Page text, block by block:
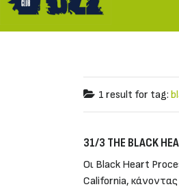
1 result for tag:
31/3 THE BLACK
Οι Black Heart
California,